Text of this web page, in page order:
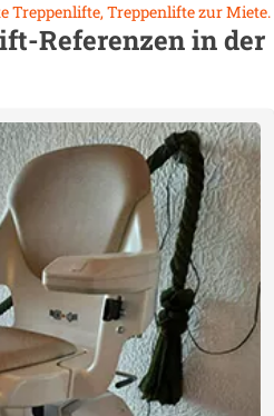
Treppenlifte, Treppenlifte zur Miete.
Referenzen in der